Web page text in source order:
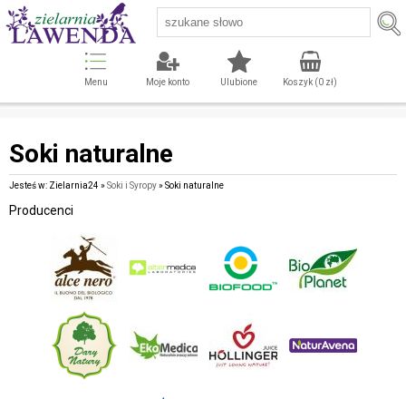
Menu Moje konto Ulubione Koszyk (0zł)
Soki naturalne
Jesteś w: Zielarnia24 »Soki i Syropy» Soki naturalne
Producenci